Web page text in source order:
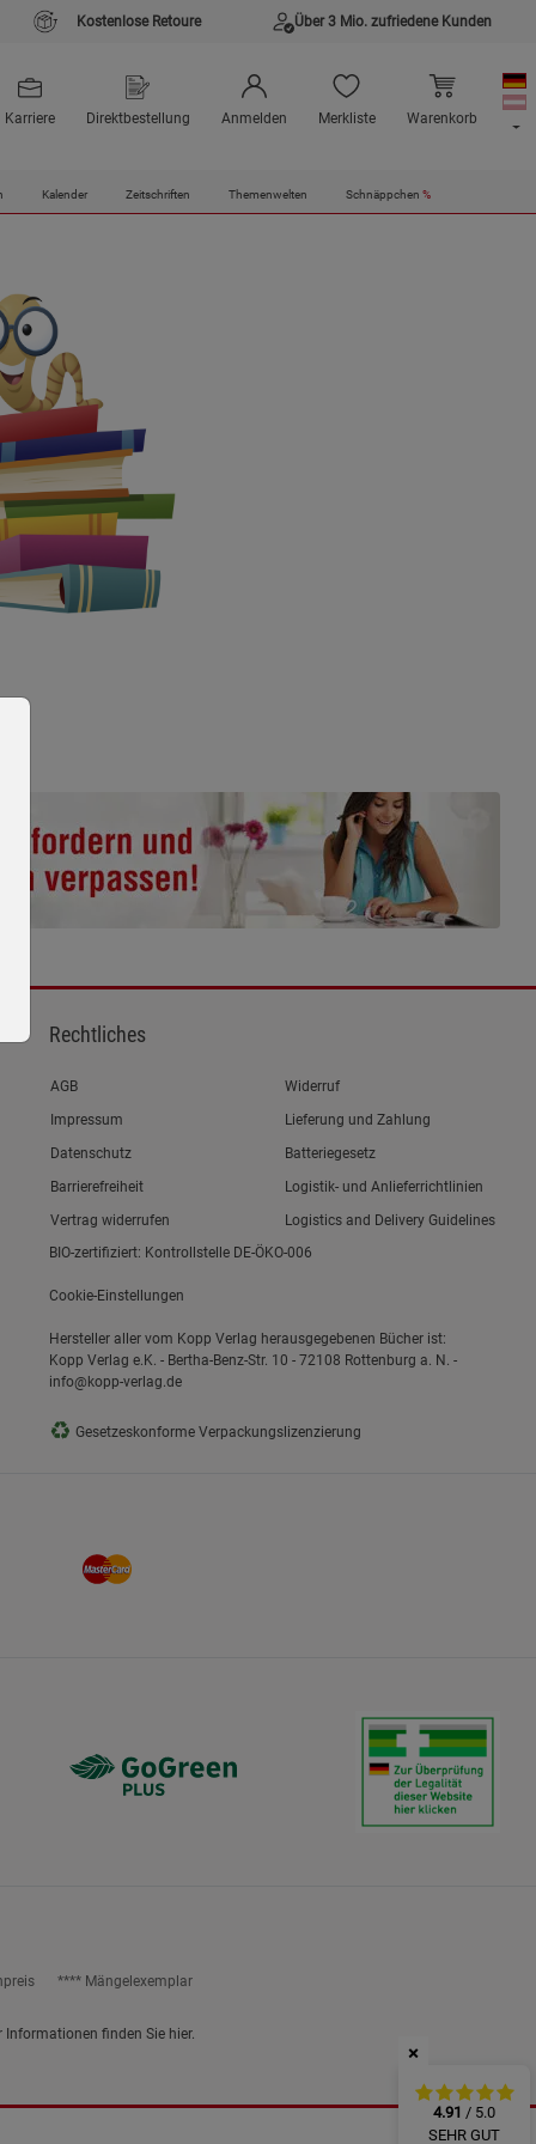
Kostenlose Retoure Über 3 Mio. zufriedene Kunden
Karriere Direktbestellung Anmelden Merkliste Warenkorb
Kalender Zeitschriften Themenwelten Schnäppchen %
×
4.91 / 5.0
SEHR GUT
Rechtliches
Link zum/zur
AGB
Link zum/zur
Impressum
Link zum/zur
Datenschutz
Link zum/zur
Barrierefreiheit
Vertrag widerrufen
Widerruf
Lieferung und Zahlung
Batteriegesetz
Logistik- und Anlieferrichtlinien
Logistics and Delivery Guidelines
BIO-zertifiziert: Kontrollstelle DE-ÖKO-006
Cookie-Einstellungen
Hersteller aller vom Kopp Verlag herausgegebenen Bücher ist:
Kopp Verlag e.K. - Bertha-Benz-Str. 10 - 72108 Rottenburg a. N. -
info@kopp-verlag.de
♻ Gesetzeskonforme Verpackungslizenzierung
**** Mängelexemplar
Informationen finden Sie hier.
Gruppe